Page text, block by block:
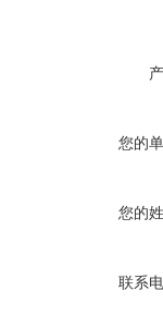
您的
您的
联系